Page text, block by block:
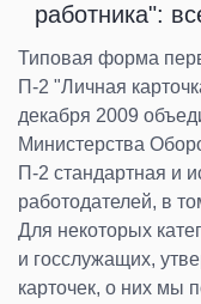
работника":
Типовая форма
П-2 "Личная
декабря 2009
Министерства
П-2 стандартная и
работодателей, в
Для некоторых
и госслужащих,
карточек, о них мы